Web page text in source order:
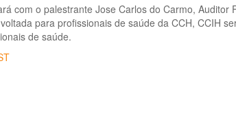
com o palestrante Jose Carlos do Carmo,
para profissionais de saúde da CCH, CCIH
de saúde.